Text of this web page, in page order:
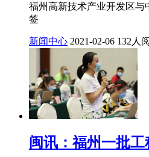
福州高新技术产业开发区与
签
新闻中心 2021-02-06 132人阅
闽讯：福州一批